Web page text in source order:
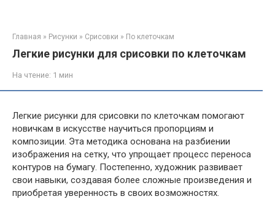
Главная » Рисунки » Срисовки » По клеточкам
Легкие рисунки для срисовки по клеточкам
На чтение: 1 мин
Легкие рисунки для срисовки по клеточкам помогают
новичкам в искусстве научиться пропорциям и
композиции. Эта методика основана на разбиении
изображения на сетку, что упрощает процесс переноса
контуров на бумагу. Постепенно, художник развивает
свои навыки, создавая более сложные произведения и
приобретая уверенность в своих возможностях.